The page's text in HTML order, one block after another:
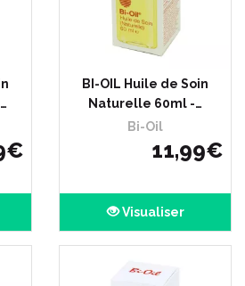
€
BI-OIL Huile de Soin
Naturelle 60ml -…
Bi-Oil
11,99€
Visualiser